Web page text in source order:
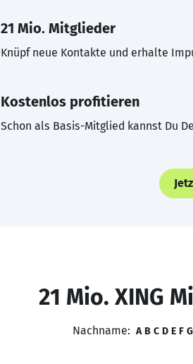
21 Mio. Mitglieder
Knüpf neue Kontakte und erhalte
Kostenlos profitieren
Schon als Basis-Mitglied kannst Du
21 Mio. XING
Nachname: A B C D E F G